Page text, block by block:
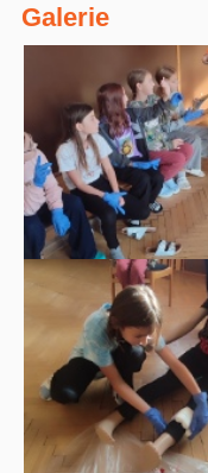
Galerie